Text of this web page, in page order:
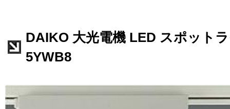
DAIKO 大光電機 LED スポット
5YWB8